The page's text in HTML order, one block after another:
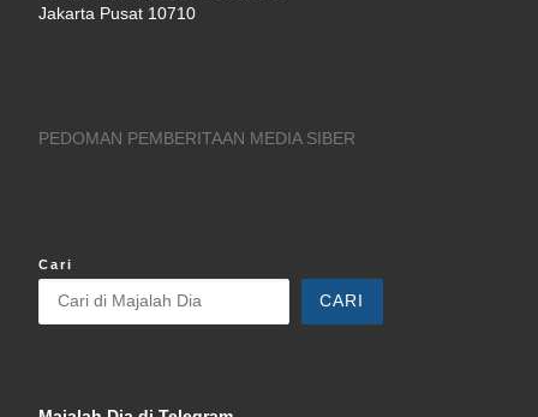
Jakarta Pusat 10710
PEDOMAN PEMBERITAAN MEDIA SIBER
Cari
CARI